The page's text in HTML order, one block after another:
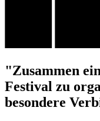
"Zusammen
Festival zu
besondere